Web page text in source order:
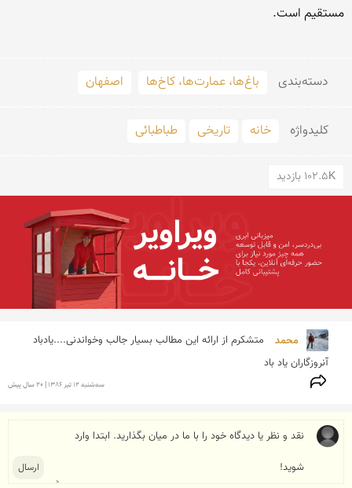
دسته‌بندی باغ‌ها، عمارت‌ها، کاخ‌ها اصفهان
کلید‌واژه خانه تاریخی طباطبائی
102.5K بازدید
محمد
آنروزگاران یاد باد
سه‌شنبه 12 تير 1386 | 20 سال پیش